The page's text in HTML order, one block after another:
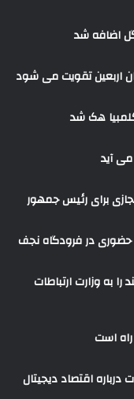
اضافه شد
اربعین تقویت می شود
هک شد
برای رئیس جمهور
حضوری در فرودگاه نجف
به وزارت ارتباطات
اقتصاد دیجیتال